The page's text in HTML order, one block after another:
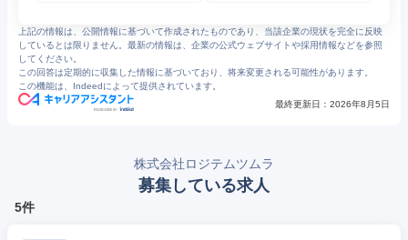
上記の情報は、公開情報に基づいて作成されたものであり、当該企業の現状を完全に反映
しているとは限りません。最新の情報は、企業の公式ウェブサイトや採用情報などを参照
してください。
この回答は定期的に収集した情報に基づいており、将来変更される可能性があります。
この機能は、Indeedによって提供されています。
最終更新日： 2026年8月5日
株式会社ロジテムツムラ
募集している求人
5件